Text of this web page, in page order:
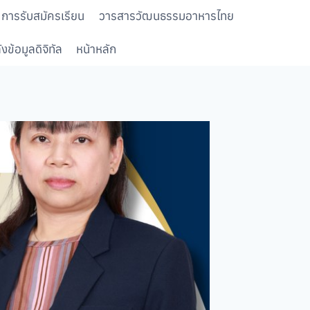
การรับสมัครเรียน วารสารวัฒนธรรมอาหารไทย
ข้อมูลดิจิทัล หน้าหลัก